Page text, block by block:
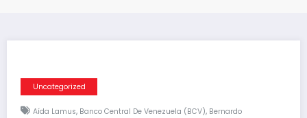
Uncategorized
Aída Lamus, Banco Central De Venezuela (BCV), Bernardo